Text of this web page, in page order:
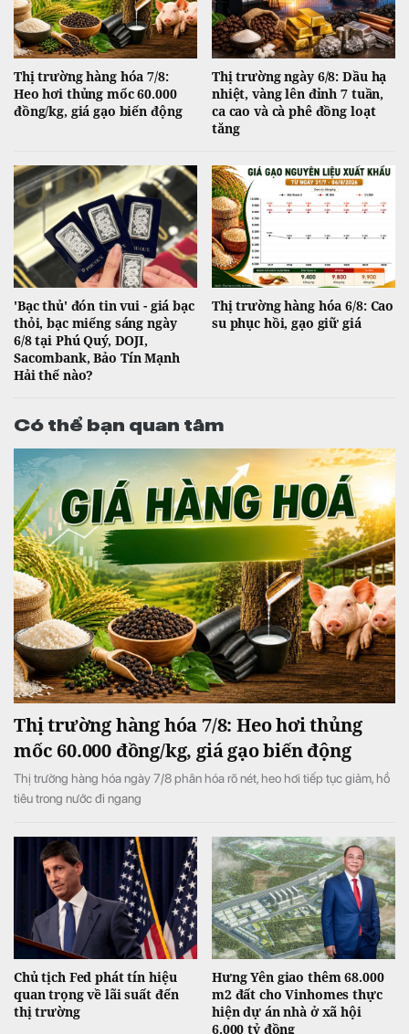
Thị trường hàng hóa 7/8:
Heo hơi thủng mốc 60.000
đồng/kg, giá gạo biến động
Thị trường ngày 6/8: Dầu hạ
nhiệt, vàng lên đỉnh 7 tuần,
ca cao và cà phê đồng loạt
tăng
'Bạc thủ' đón tin vui - giá bạc
thỏi, bạc miếng sáng ngày
6/8 tại Phú Quý, DOJI,
Sacombank, Bảo Tín Mạnh
Hải thế nào?
Thị trường hàng hóa 6/8: Cao
su phục hồi, gạo giữ giá
Có thể bạn quan tâm
Thị trường hàng hóa 7/8: Heo hơi thủng
mốc 60.000 đồng/kg, giá gạo biến động
Thị trường hàng hóa ngày 7/8 phân hóa rõ nét, heo hơi tiếp tục giảm, hồ
tiêu trong nước đi ngang
Chủ tịch Fed phát tín hiệu
quan trọng về lãi suất đến
thị trường
Hưng Yên giao thêm 68.000
m2 đất cho Vinhomes thực
hiện dự án nhà ở xã hội
6.000 tỷ đồng